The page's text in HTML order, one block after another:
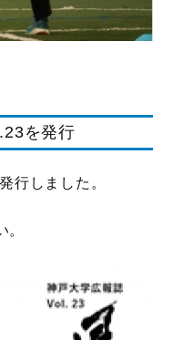
を発行
行しました。
。